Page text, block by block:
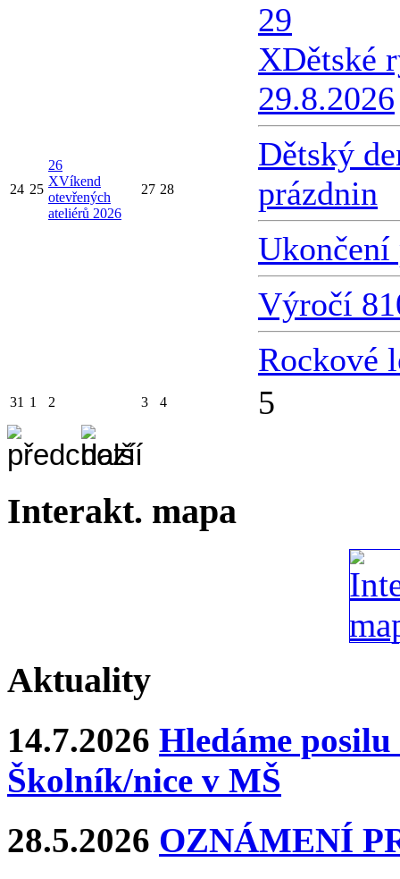
24 25
26
XVíkend
otevřených
ateliérů 2026
27 28
29
XDětské
29.8.2026
Dětský
prázdnin
Ukončení
Výročí
Rockové
31 1 2 3 4 5
Interakt. mapa
Aktuality
14.7.2026 Hledáme
Školník/nice v MŠ
28.5.2026 OZNÁMENÍ